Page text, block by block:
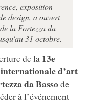
exposition
design, a ouvert
la Fortezza da
31 octobre.
de la 13e
d’art
da Bassode
à l’événement